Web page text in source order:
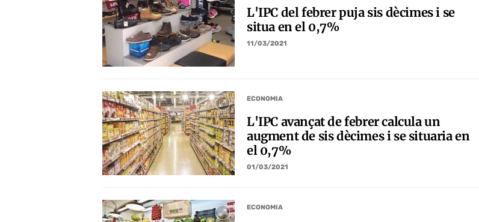
L'IPC del febrer puja sis dècimes i se
situa en el 0,7%
11/03/2021
ECONOMIA
L'IPC avançat de febrer calcula un
augment de sis dècimes i se situaria en
el 0,7%
01/03/2021
ECONOMIA